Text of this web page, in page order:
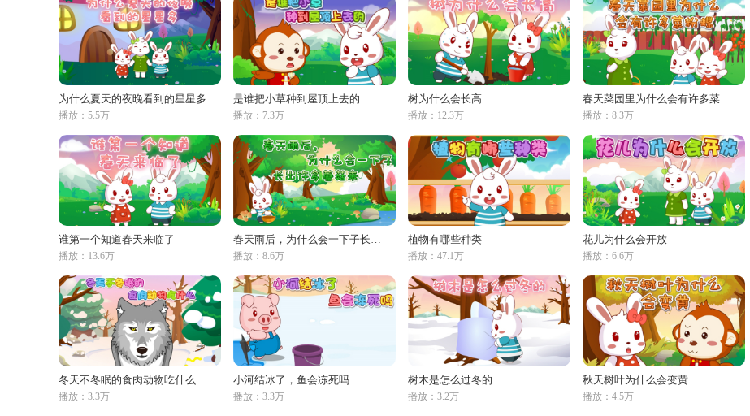
为什么夏天的夜晚看到的星星多
播放：5.5万
是谁把小草种到屋顶上去的
播放：7.3万
树为什么会长高
播放：12.3万
春天菜园里为什么会有许多菜粉蝶
播放：8.3万
谁第一个知道春天来临了
播放：13.6万
春天雨后，为什么会一下子长出许多蘑菇
播放：8.6万
植物有哪些种类
播放：47.1万
花儿为什么会开放
播放：6.6万
冬天不冬眠的食肉动物吃什么
播放：3.3万
小河结冰了，鱼会冻死吗
播放：3.3万
树木是怎么过冬的
播放：3.2万
秋天树叶为什么会变黄
播放：4.5万